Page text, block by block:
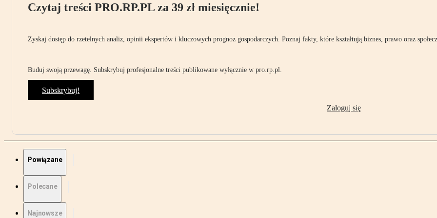
Czytaj treści PRO.RP.PL za 39 zł miesięcznie!
Zyskaj dostęp do rzetelnych analiz, opinii ekspertów i kluczowych prognoz gospodarczych. Poznaj fakty, które kształtują biznes, prawo oraz
Buduj swoją przewagę. Subskrybuj profesjonalne treści publikowane wyłącznie w pro.rp.pl.
Subskrybuj!
Zaloguj się
Powiązane
Polecane
Najnowsze